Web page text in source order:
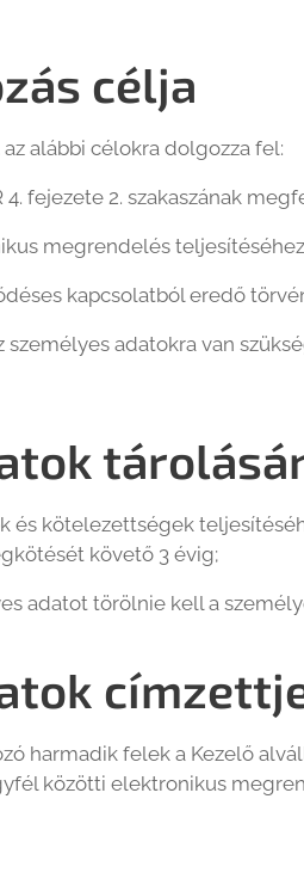
célja
alábbi célokra dolgozza fel:
4. fejezete 2. szakaszának
megrendelés
kapcsolatból eredő
személyes adatokra van
és kötelezettségek
követő 3 évig;
adatot törölnie kell a
harmadik felek a Kezelő
közötti elektronikus